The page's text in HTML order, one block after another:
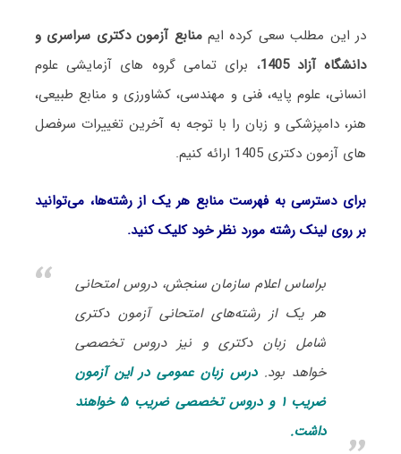
در این مطلب سعی کرده ایممنابع آزمون دکتری سراسری و
دانشگاه آزاد 1405
، برای تمامی گروه های آزمایشی علوم
انسانی، علوم پایه، فنی و مهندسی، کشاورزی و منابع طبیعی،
هنر، دامپزشکی و زبان را با توجه به آخرین تغییرات سرفصل
های آزمون دکتری 1405 ارائه کنیم.
برای دسترسی به فهرست منابع هر یک از رشته‌ها، می‌توانید
بر روی لینک رشته مورد نظر خود کلیک کنید.
براساس اعلام سازمان سنجش، دروس امتحانی
هر یک از رشته‌های امتحانی آزمون دکتری
شامل زبان دکتری و نیز دروس تخصصی
خواهد بود.درس زبان عمومی در این آزمون
ضریب ۱ و دروس تخصصی ضریب ۵ خواهند
داشت.